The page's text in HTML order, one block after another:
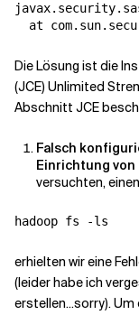
at
Die Lösung ist die
(JCE) Unlimited
Abschnitt JCE
Falsch
Einrichtung
versuchten,
erhielten wir eine
(leider habe ich
erstellen...sorry).